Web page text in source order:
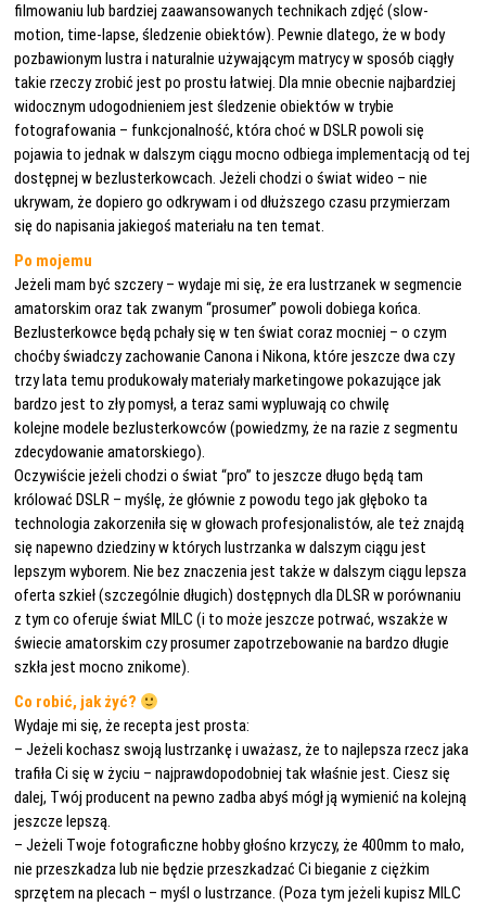
filmowaniu lub bardziej zaawansowanych technikach zdjęć (slow-
motion, time-lapse, śledzenie obiektów). Pewnie dlatego, że w body
pozbawionym lustra i naturalnie używającym matrycy w sposób ciągły
takie rzeczy zrobić jest po prostu łatwiej. Dla mnie obecnie najbardziej
widocznym udogodnieniem jest śledzenie obiektów w trybie
fotografowania – funkcjonalność, która choć w DSLR powoli się
pojawia to jednak w dalszym ciągu mocno odbiega implementacją od tej
dostępnej w bezlusterkowcach. Jeżeli chodzi o świat wideo – nie
ukrywam, że dopiero go odkrywam i od dłuższego czasu przymierzam
się do napisania jakiegoś materiału na ten temat.
Po mojemu
Jeżeli mam być szczery – wydaje mi się, że era lustrzanek w segmencie
amatorskim oraz tak zwanym “prosumer” powoli dobiega końca.
Bezlusterkowce będą pchały się w ten świat coraz mocniej – o czym
choćby świadczy zachowanie Canona i Nikona, które jeszcze dwa czy
trzy lata temu produkowały materiały marketingowe pokazujące jak
bardzo jest to zły pomysł, a teraz sami wypluwają co chwilę
kolejne modele bezlusterkowców (powiedzmy, że na razie z segmentu
zdecydowanie amatorskiego).
Oczywiście jeżeli chodzi o świat “pro” to jeszcze długo będą tam
królować DSLR – myślę, że głównie z powodu tego jak głęboko ta
technologia zakorzeniła się w głowach profesjonalistów, ale też znajdą
się napewno dziedziny w których lustrzanka w dalszym ciągu jest
lepszym wyborem. Nie bez znaczenia jest także w dalszym ciągu lepsza
oferta szkieł (szczególnie długich) dostępnych dla DLSR w porównaniu
z tym co oferuje świat MILC (i to może jeszcze potrwać, wszakże w
świecie amatorskim czy prosumer zapotrzebowanie na bardzo długie
szkła jest mocno znikome).
Co robić, jak żyć?
Wydaje mi się, że recepta jest prosta:
– Jeżeli kochasz swoją lustrzankę i uważasz, że to najlepsza rzecz jaka
trafiła Ci się w życiu – najprawdopodobniej tak właśnie jest. Ciesz się
dalej, Twój producent na pewno zadba abyś mógł ją wymienić na kolejną
jeszcze lepszą.
– Jeżeli Twoje fotograficzne hobby głośno krzyczy, że 400mm to mało,
nie przeszkadza lub nie będzie przeszkadzać Ci bieganie z ciężkim
sprzętem na plecach – myśl o lustrzance. (Poza tym jeżeli kupisz MILC